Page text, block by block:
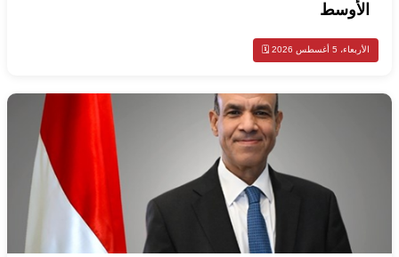
الأوسط
الأربعاء، 5 أغسطس 2026 🗓️